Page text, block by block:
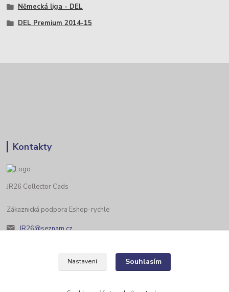
Německá liga - DEL
DEL Premium 2014-15
Kontakty
JR26 Collector Cads
Zákaznická podpora Eshop-rychle
JR26@seznam.cz
Nastavení Souhlasím